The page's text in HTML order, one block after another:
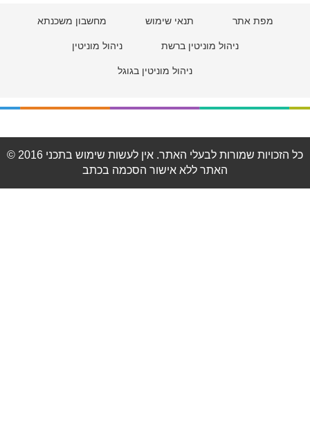
מפת אתר תנאי שימוש מחשבון משכנתא
ניהול מוניטין ברשת ניהול מוניטין
ניהול מוניטין בגוגל
© 2016 כל הזכויות שמורות לבעלי האתר. אין לעשות שימוש בתכני
האתר ללא אישור הסכמה בכתב